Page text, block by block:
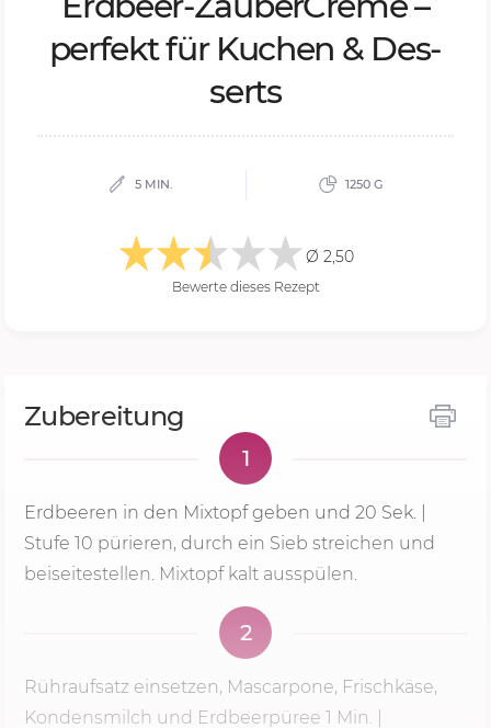
per­fekt für Ku­chen & Des­
serts
5 MIN. 1250 G
Ø 2,50
Bewerte dieses Rezept
Zubereitung
1
Erdbeeren in den Mixtopf geben und 20 Sek.
Stufe 10 pürieren, durch ein Sieb streichen und
beiseitestellen. Mixtopf kalt ausspülen.
2
Rühraufsatz einsetzen, Mascarpone, Frischkäse,
Kondensmilch und Erdbeerpüree 1 Min.